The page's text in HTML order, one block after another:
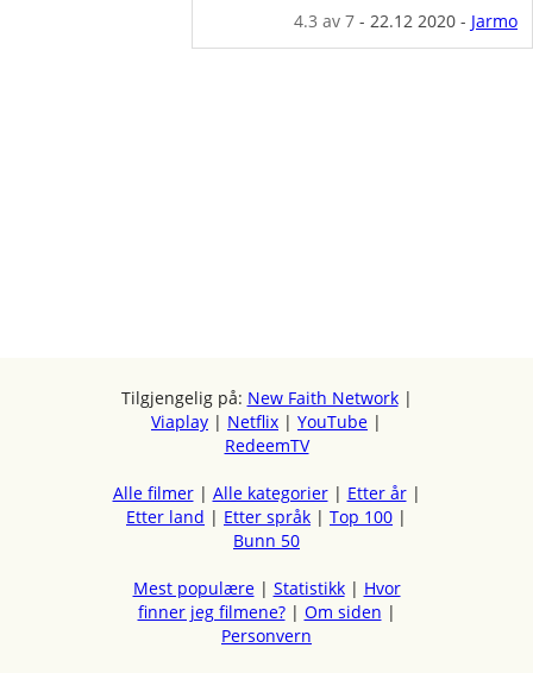
4.3 av 7- 22.12 2020- Jarmo
Tilgjengelig på: New Faith Network|
Viaplay | Netflix | YouTube |
RedeemTV
Alle filmer| Alle kategorier| Etter år|
Etter land | Etter språk | Top 100 |
Bunn 50
Mest populære| Statistikk| Hvor
finner jeg filmene?| Om siden |
Personvern